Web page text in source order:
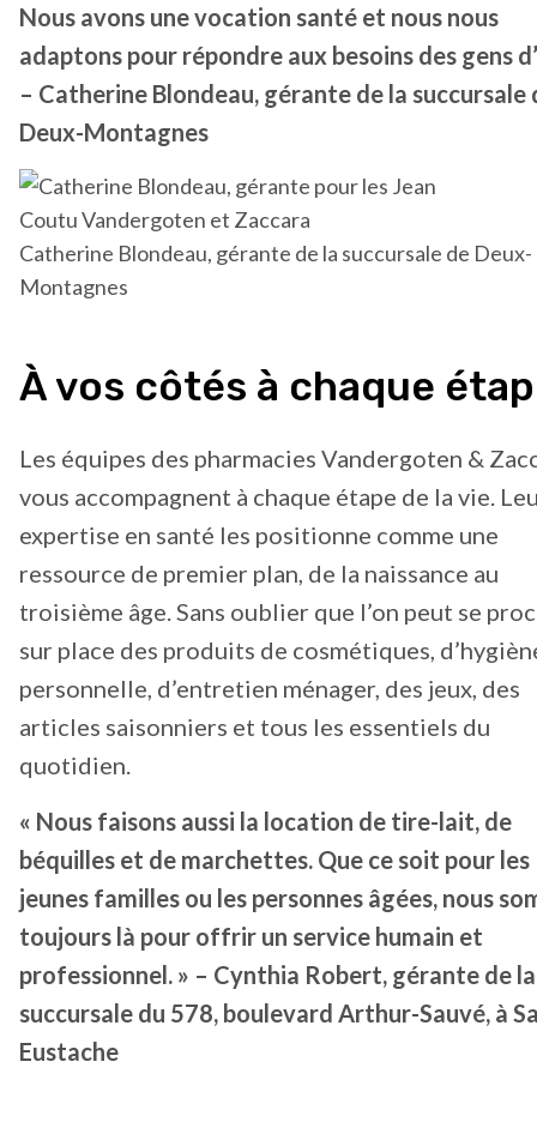
Nous avons une vocation santé et nous nous
adaptons pour répondre aux besoins des gens
– Catherine Blondeau, gérante de la succursale
Deux-Montagnes
Catherine Blondeau, gérante de la succursale de Deux-
Montagnes
À vos côtés à chaque
Les équipes des pharmacies Vandergoten &
vous accompagnent à chaque étape de la vie.
expertise en santé les positionne comme une
ressource de premier plan, de la naissance au
troisième âge. Sans oublier que l’on peut se
sur place des produits de cosmétiques,
personnelle, d’entretien ménager, des jeux, des
articles saisonniers et tous les essentiels du
quotidien.
« Nous faisons aussi la location de tire-lait, de
béquilles et de marchettes. Que ce soit pour les
jeunes familles ou les personnes âgées, nous
toujours là pour offrir un service humain et
professionnel. » – Cynthia Robert, gérante de la
succursale du 578, boulevard Arthur-Sauvé, à
Eustache